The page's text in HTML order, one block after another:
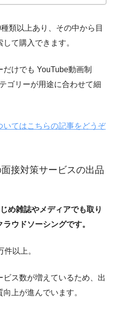
種類以上あり、その中から目
て購入できます。
けでも YouTube動画制
ゴリーが用途に合わせて細
いてはこちらの記事をどうぞ
接対策サービスの出品
め雑誌やメディアでも取り
ウドソーシングです。
以上。
ス数が増えているため、出
上が進んでいます。